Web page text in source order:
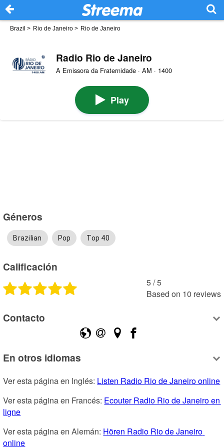
Brazil > Rio de Janeiro > Rio de Janeiro
Radio Rio de Janeiro
A Emissora da Fraternidade · AM · 1400
Play
Géneros
Brazilian Pop Top 40
Calificación
5 /5
Based on 10 reviews
Contacto
En otros idiomas
Ver esta página en Inglés: Listen Radio Rio de Janeiro online
Ver esta página en Francés: Ecouter Radio Rio de Janeiro en
ligne
Ver esta página en Alemán: Hören Radio Rio de Janeiro
online